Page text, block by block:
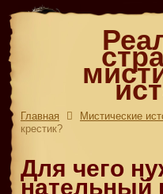
Главная Мистические
крестик?
Для чего
нательный